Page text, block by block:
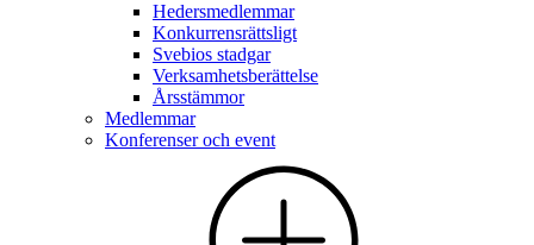
Hedersmedlemmar
Konkurrensrättsligt
Svebios stadgar
Verksamhetsberättelse
Årsstämmor
Medlemmar
Konferenser och event